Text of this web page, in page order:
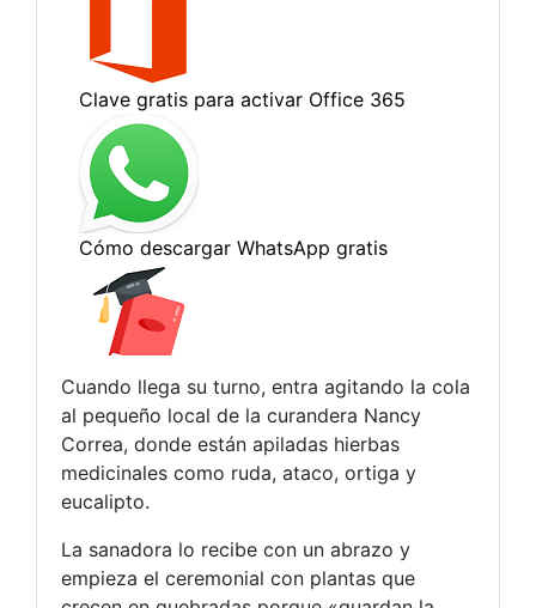
Cuando llega su turno, entra agitando la cola
al pequeño local de la curandera Nancy
Correa, donde están apiladas hierbas
medicinales como ruda, ataco, ortiga y
eucalipto.
La sanadora lo recibe con un abrazo y
empieza el ceremonial con plantas que